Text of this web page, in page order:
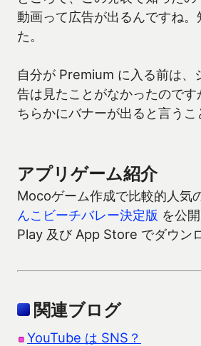
動画って広告が出るんですね。
た。
自分が Premium に入る前は、
告は見たことがなかったので
ちらかにバナーが出ると言うこ
アプリゲーム紹介
Mocoゲーム作成で比較的人気
んこビーチバレー決定版 を公
Play 及び App Store でダウン
関連ブログ
YouTube は SNS？